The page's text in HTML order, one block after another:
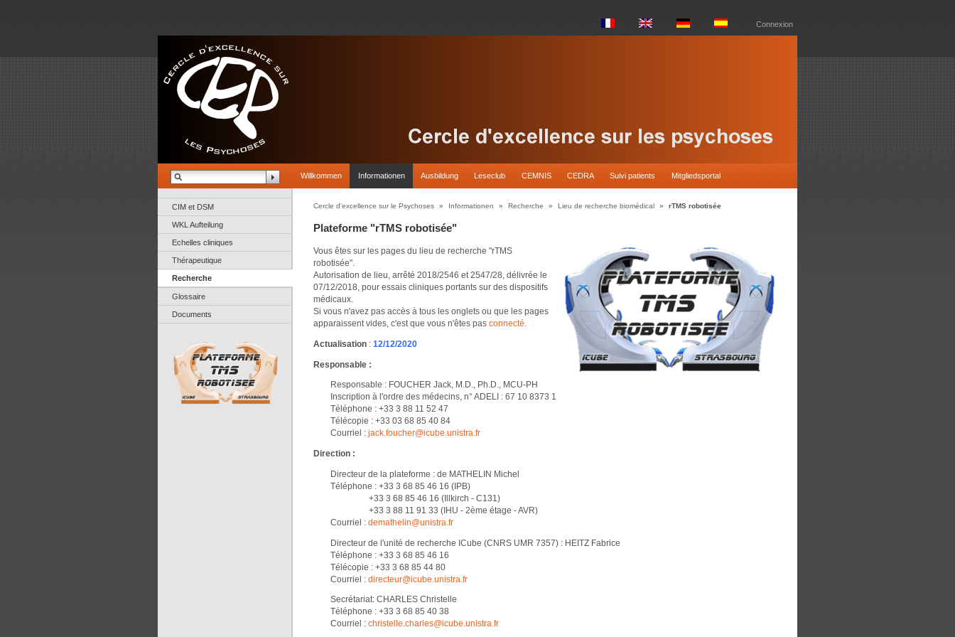
Connexion
Willkommen Informationen Ausbildung Leseclub CEMNIS CEDRA Suivi patients Mitgliedsportal
CIM et DSM
WKL Aufteilung
Echelles cliniques
Thérapeutique
Recherche
Glossaire
Documents
Cercle d'excellence sur le Psychoses » Informationen » Recherche » Lieu de recherche biomédical » rTMS robotisée
Plateforme "rTMS robotisée"
Vous êtes sur les pages du lieu de recherche "rTMS
robotisée".
Autorisation de lieu, arrêté 2018/2546 et 2547/28, délivrée le
07/12/2018, pour essais cliniques portants sur des dispositifs
médicaux.
Si vous n'avez pas accès à tous les onglets ou que les pages
apparaissent vides, c'est que vous n'êtes pas connecté
Actualisation : 12/12/2020
Responsable :
Responsable : FOUCHER Jack, M.D., Ph.D., MCU-PH
Inscription à l'ordre des médecins, n° ADELI : 67 10 8373 1
Téléphone : +33 3 88 11 52 47
Télécopie : +33 03 68 85 40 84
Courriel : jack.foucher@icube.unistra.fr
Direction :
Directeur de la plateforme : de MATHELIN Michel
Téléphone : +33 3 68 85 46 16 (IPB)
+33 3 68 85 46 16 (Illkirch - C131)
+33 3 88 11 91 33 (IHU - 2ème étage - AVR)
Courriel : demathelin@unistra.fr
Directeur de l'unité de recherche ICube (CNRS UMR 7357) : HEITZ Fabrice
Téléphone : +33 3 68 85 46 16
Télécopie : +33 3 68 85 44 80
Courriel : directeur@icube.unistra.fr
Secrétariat: CHARLES Christelle
Téléphone : +33 3 68 85 40 38
Courriel : christelle.charles@icube.unistra.fr